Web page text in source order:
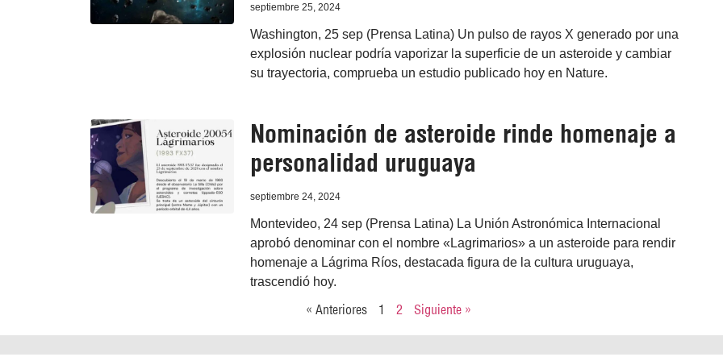
septiembre 25, 2024
Washington, 25 sep (Prensa Latina) Un pulso de rayos X generado por una
explosión nuclear podría vaporizar la superficie de un asteroide y cambiar
su trayectoria, comprueba un estudio publicado hoy en Nature.
Nominación de asteroide rinde homenaje a
personalidad uruguaya
septiembre 24, 2024
Montevideo, 24 sep (Prensa Latina) La Unión Astronómica Internacional
aprobó denominar con el nombre «Lagrimarios» a un asteroide para rendir
homenaje a Lágrima Ríos, destacada figura de la cultura uruguaya,
trascendió hoy.
« Anteriores 1 2 Siguiente »